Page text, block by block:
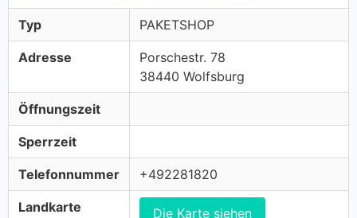
Typ PAKETSHOP
Adresse
Porschestr. 78
38440 Wolfsburg
Öffnungszeit
Sperrzeit
Telefonnummer +492281820
Landkarte Die Karte siehen